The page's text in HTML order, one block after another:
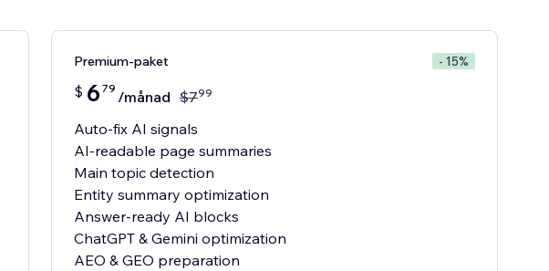
Premium-paket - 15%
$ 6 79 /månad $799
Auto-fix AI signals
AI-readable page summaries
Main topic detection
Entity summary optimization
Answer-ready AI blocks
ChatGPT & Gemini optimization
AEO & GEO preparation